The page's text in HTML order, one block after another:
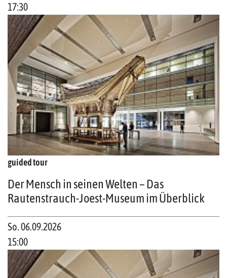
17:30
guided tour
Der Mensch in seinen Welten – Das
Rautenstrauch-Joest-Museum im Überblick
So. 06.09.2026
15:00